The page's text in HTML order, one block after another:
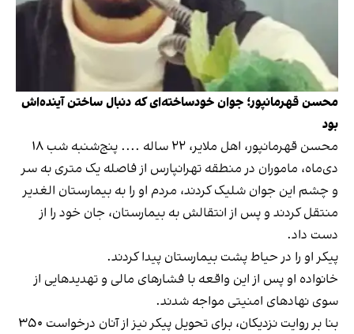
محسن قهرمانپور؛ جوان خود‌ساخته‌ای که دنبال ساختن آینده‌اش
بود
محسن قهرمانپور، اهل ملایر، ۲۲ ساله .... پنج‌شنبه شب ۱۸
دی‌ماه، ماموران در منطقه تهرانپارس از فاصله یک متری به سر
و چشم این جوان شلیک کردند، مردم او را به بیمارستان الغدیر
منتقل کردند و پس از انتقالش به بیمارستان، جان خود را از
دست داد.
پیکر او را در حیاط پشت بیمارستان پیدا کردند.
خانواده او پس از این واقعه با فشارهای مالی و تهدیدهایی از
سوی نهادهای امنیتی مواجه شدند.
بنا بر روایت نزدیکان، برای تحویل پیکر نیز از آنان درخواست ۳۵۰